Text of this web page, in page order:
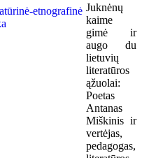
Juknėnų
kaime
gimė ir
augo du
lietuvių
literatūros
ąžuolai:
Poetas
Antanas
Miškinis ir
vertėjas,
pedagogas,